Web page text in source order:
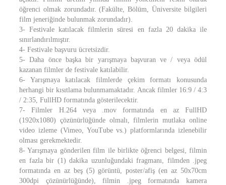
öğrenci olmak zorundadır. (Fakülte, Bölüm, Üniversite bilgileri
film jeneriğinde bulunmak zorundadır).
3- Festivale katılacak filmlerin süresi en fazla 20 dakika ile
sınırlandırılmıştır.
4- Festivale başvuru ücretsizdir.
5- Daha önce başka bir yarışmaya başvuran ve / veya ödül
kazanan filmler de festivale katılabilir.
6- Yarışmaya katılacak filmlerde çekim formatı konusunda
herhangi bir kısıtlama bulunmamaktadır. Ancak filmler 16:9 / 4:3
/ 2:35, FullHD formatında gösterilecektir.
7- Filmler H.264 veya .mov formatında en az FullHD
(1920x1080) çözünürlüğünde olmalı, filmlerin mutlaka online
video izleme (Vimeo, YouTube vs.) platformlarında izlenebilir
olması gerekmektedir.
8- Yarışmaya gönderilen film ile birlikte öğrenci belgesi, filmin
en fazla bir (1) dakika uzunluğundaki fragmanı, filmden .jpeg
formatında en az beş (5) görüntü, poster/afiş (en az 50x70cm
300dpi çözünürlüğünde), filmin .jpeg formatında kamera